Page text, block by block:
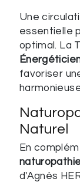
Une
essentielle
optimal. La
favoriser
Naturel
En
d'Agnès